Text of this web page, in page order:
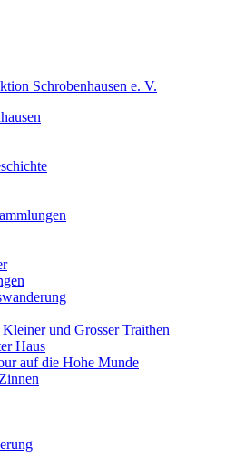
und Grosser Traithen
Haus
auf die Hohe Munde